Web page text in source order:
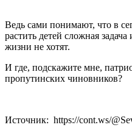
Ведь сами понимают, что в
растить детей сложная
жизни не хотят.
И где, подскажите мне,
пропутинских чиновников?
Источник: https://cont.ws/